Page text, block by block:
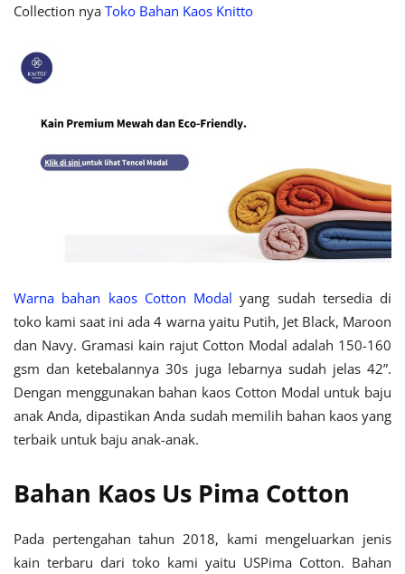
Collection nya Toko Bahan Kaos Knitto
Warna bahan kaos Cotton Modal yang sudah tersedia di
toko kami saat ini ada 4 warna yaitu Putih, Jet Black, Maroon
dan Navy. Gramasi kain rajut Cotton Modal adalah 150-160
gsm dan ketebalannya 30s juga lebarnya sudah jelas 42”.
Dengan menggunakan bahan kaos Cotton Modal untuk baju
anak Anda, dipastikan Anda sudah memilih bahan kaos yang
terbaik untuk baju anak-anak.
Bahan Kaos Us Pima Cotton
Pada pertengahan tahun 2018, kami mengeluarkan jenis
kain terbaru dari toko kami yaitu USPima Cotton. Bahan